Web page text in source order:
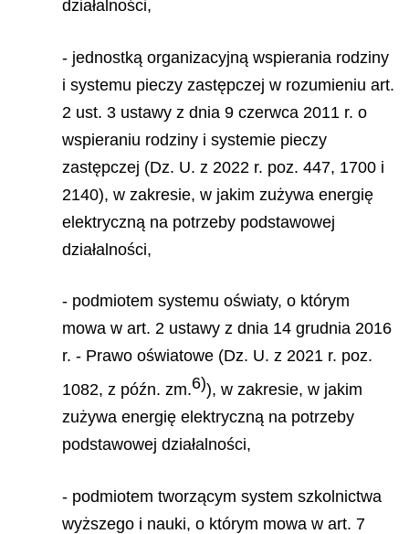
działalności,
- jednostką organizacyjną wspierania rodziny
i systemu pieczy zastępczej w rozumieniu art.
2 ust. 3 ustawy z dnia 9 czerwca 2011 r. o
wspieraniu rodziny i systemie pieczy
zastępczej (Dz. U. z 2022 r. poz. 447, 1700 i
2140), w zakresie, w jakim zużywa energię
elektryczną na potrzeby podstawowej
działalności,
- podmiotem systemu oświaty, o którym
mowa w art. 2 ustawy z dnia 14 grudnia 2016
r. - Prawo oświatowe (Dz. U. z 2021 r. poz.
1082, z późn. zm.6)), w zakresie, w jakim
zużywa energię elektryczną na potrzeby
podstawowej działalności,
- podmiotem tworzącym system szkolnictwa
wyższego i nauki, o którym mowa w art. 7